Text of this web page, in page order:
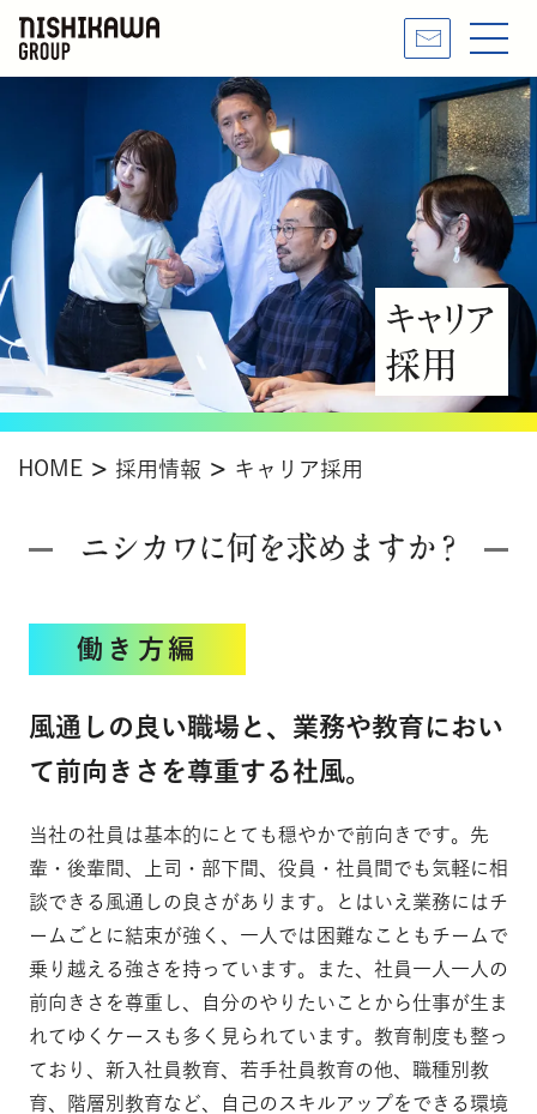
HOME 採用情報 キャリア採用
働き方編
風通しの良い職場と、業務や教育におい
て前向きさを尊重する社風。
当社の社員は基本的にとても穏やかで前向きです。先
輩・後輩間、上司・部下間、役員・社員間でも気軽に相
談できる風通しの良さがあります。とはいえ業務にはチ
ームごとに結束が強く、一人では困難なこともチームで
乗り越える強さを持っています。また、社員一人一人の
前向きさを尊重し、自分のやりたいことから仕事が生ま
れてゆくケースも多く見られています。教育制度も整っ
ており、新入社員教育、若手社員教育の他、職種別教
育、階層別教育など、自己のスキルアップをできる環境